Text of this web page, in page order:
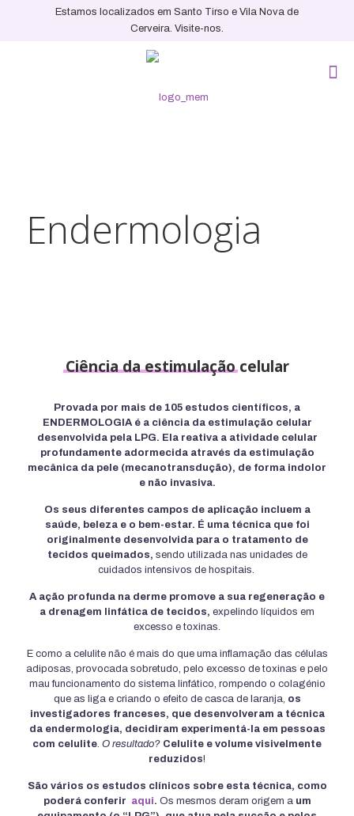
Estamos localizados em Santo Tirso e Vila Nova de
Cerveira. Visite-nos.
Endermologia
Ciênciadaestimulação celular
Provada por mais de 105 estudos científicos, a
ENDERMOLOGIA é a ciência da estimulação celular
desenvolvida pela LPG. Ela reativa a atividade celular
profundamente adormecida através da estimulação
mecânica da pele (mecanotransdução), de forma indolor
e não invasiva.
Os seus diferentes campos de aplicação incluem a
saúde, beleza e o bem-estar. É uma técnica que foi
originalmente desenvolvida para o tratamento de
tecidos queimados, sendo utilizada nas unidades de
cuidados intensivos de hospitais.
A ação profunda na derme promove a sua regeneração e
a drenagem linfática de tecidos, expelindo líquidos em
excesso e toxinas.
E como a celulite não é mais do que uma inflamação das células
adiposas, provocada sobretudo, pelo excesso de toxinas e pelo
mau funcionamento do sistema linfático, rompendo o colagénio
que as liga e criando o efeito de casca de laranja, os
investigadores franceses, que desenvolveram a técnica
da endermologia, decidiram experimentá-la em pessoas
com celulite. O resultado? Celulite e volume visivelmente
reduzidos!
São vários os estudos clínicos sobre esta técnica, como
poderá conferir aqui. Os mesmos deram origem a um